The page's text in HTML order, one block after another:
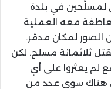
لمسلَّحين في بلدة
معه العملية
الصور لمكان مدمَّر.
ثلاثمائة مسلح. لكن
لم يعثروا على أي
هناك سوى عدد من